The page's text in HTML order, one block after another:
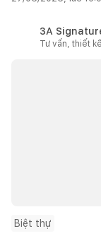
3A
Tư vấn, thiết
Biệt thự